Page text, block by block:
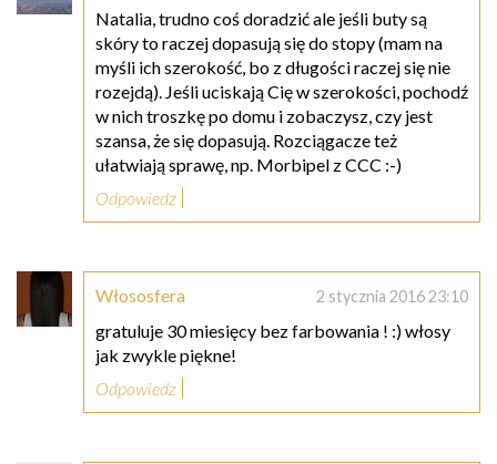
Natalia, trudno coś doradzić ale jeśli buty są
skóry to raczej dopasują się do stopy (mam na
myśli ich szerokość, bo z długości raczej się nie
rozejdą). Jeśli uciskają Cię w szerokości, pochodź
w nich troszkę po domu i zobaczysz, czy jest
szansa, że się dopasują. Rozciągacze też
ułatwiają sprawę, np. Morbipel z CCC :-)
Odpowiedz
Włososfera 2 stycznia 2016 23:10
gratuluje 30 miesięcy bez farbowania ! :) włosy
jak zwykle piękne!
Odpowiedz